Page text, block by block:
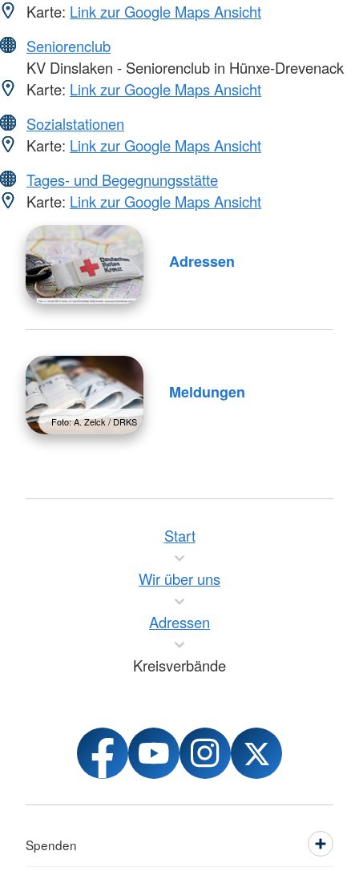
Karte: Link zur Google Maps Ansicht
Seniorenclub
KV Dinslaken - Seniorenclub in Hünxe-Drevenack
Karte: Link zur Google Maps Ansicht
Sozialstationen
Karte: Link zur Google Maps Ansicht
Tages- und Begegnungsstätte
Karte: Link zur Google Maps Ansicht
Adressen
Foto: A. Zelck / DRKS
Meldungen
Start
Wir über uns
Adressen
Kreisverbände
Spenden